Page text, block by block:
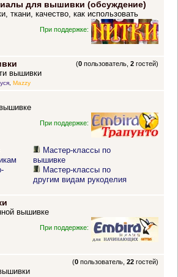
для вышивки (обсуждение)
ткани, качество, как использовать
При поддержке:
(0 пользователь,2 гостей)
вышивки
, Mazzy
При поддержке:
Мастер-классы по
вышивке
Мастер-классы по
другим видам рукоделия
вышивке
При поддержке:
(0 пользователь,22 гостей)